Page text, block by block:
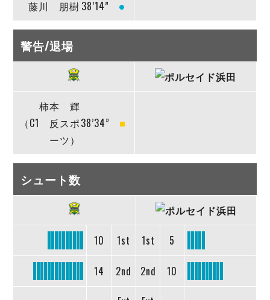
藤川 朋樹 38’14”
警告/退場
柿本 輝
（C1 反スポ
ーツ）
38’34”
シュート数
10 1st 1st 5
14 2nd 2nd 10